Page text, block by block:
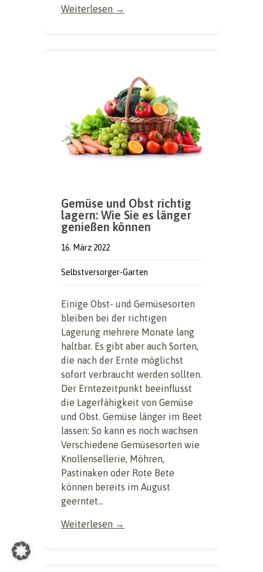
Weiterlesen →
Gemüse und Obst richtig
lagern: Wie Sie es länger
genießen können
16. März 2022
Selbstversorger-Garten
Einige Obst- und Gemüsesorten
bleiben bei der richtigen
Lagerung mehrere Monate lang
haltbar. Es gibt aber auch Sorten,
die nach der Ernte möglichst
sofort verbraucht werden sollten.
Der Erntezeitpunkt beeinflusst
die Lagerfähigkeit von Gemüse
und Obst. Gemüse länger im Beet
lassen: So kann es noch wachsen
Verschiedene Gemüsesorten wie
Knollensellerie, Möhren,
Pastinaken oder Rote Bete
können bereits im August
geerntet...
Weiterlesen →